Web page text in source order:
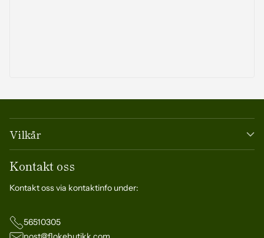
Vilkår
Kontakt oss
Kontakt oss via kontaktinfo under:
56510305